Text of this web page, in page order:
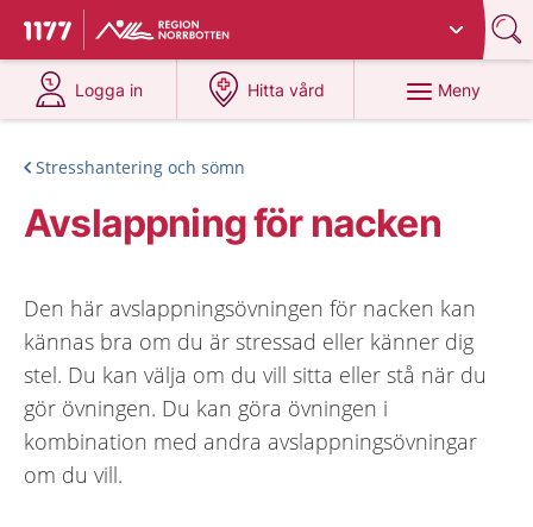
Till startsidan för 1177
Du har valt region
Logga in
på 1177.se
Hitta vård
på 1177.se
Meny
Stresshantering och sömn
Avslappning för nacken
Den här avslappningsövningen för nacken kan
kännas bra om du är stressad eller känner dig
stel. Du kan välja om du vill sitta eller stå när du
gör övningen. Du kan göra övningen i
kombination med andra avslappningsövningar
om du vill.